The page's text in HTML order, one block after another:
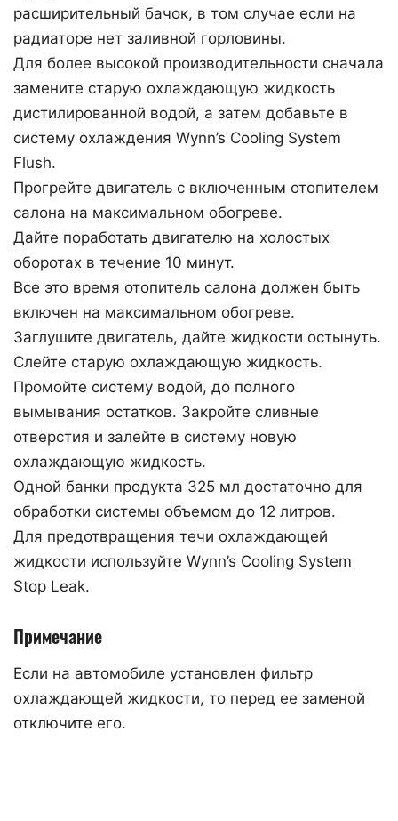
расширительный бачок, в том случае если на
радиаторе нет заливной горловины.
Для более высокой производительности сначала
замените старую охлаждающую жидкость
дистилированной водой, а затем добавьте в
систему охлаждения Wynn’s Cooling System
Flush.
Прогрейте двигатель с включенным отопителем
салона на максимальном обогреве.
Дайте поработать двигателю на холостых
оборотах в течение 10 минут.
Все это время отопитель салона должен быть
включен на максимальном обогреве.
Заглушите двигатель, дайте жидкости остынуть.
Слейте старую охлаждающую жидкость.
Промойте систему водой, до полного
вымывания остатков. Закройте сливные
отверстия и залейте в систему новую
охлаждающую жидкость.
Одной банки продукта 325 мл достаточно для
обработки системы объемом до 12 литров.
Для предотвращения течи охлаждающей
жидкости используйте Wynn’s Cooling System
Stop Leak.
Примечание
Если на автомобиле установлен фильтр
охлаждающей жидкости, то перед ее заменой
отключите его.